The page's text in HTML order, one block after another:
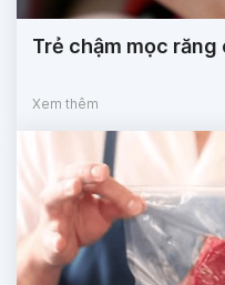
Trẻ chậm mọc
Xem thêm